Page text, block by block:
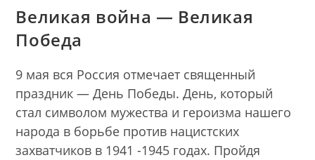
Великая война — Великая
Победа
9 мая вся Россия отмечает священный
праздник — День Победы. День, который
стал символом мужества и героизма нашего
народа в борьбе против нацистских
захватчиков в 1941 -1945 годах. Пройдя